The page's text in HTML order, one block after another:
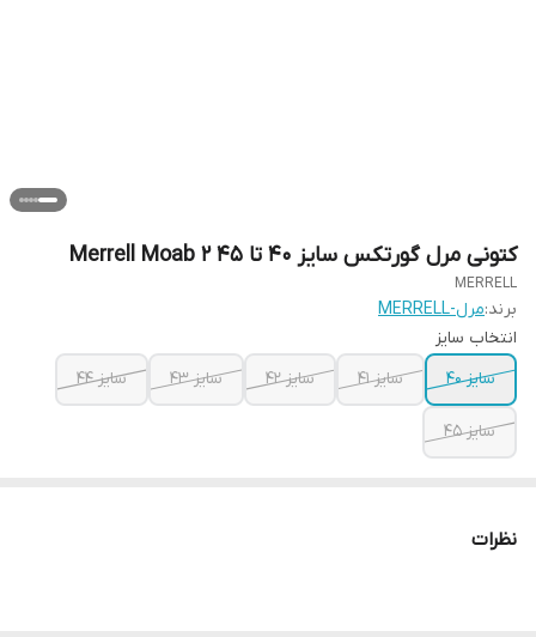
کتونی مرل گورتکس سایز ۴۰ تا ۴۵ Merrell Moab 2
MERRELL
برند:مرل-MERRELL
انتخاب سایز
سایز ۴۰
سایز ۴۱ سایز ۴۲ سایز ۴۳ سایز ۴۴
سایز ۴۵
نظرات